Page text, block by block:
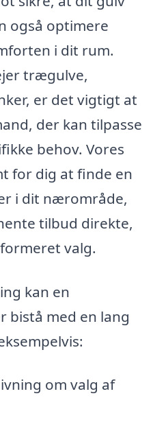
også optimere
i dit rum.
trægulve,
er det vigtigt at
der kan tilpasse
behov. Vores
for dig at finde en
i dit nærområde,
tilbud direkte,
valg.
kan en
med en lang
om valg af